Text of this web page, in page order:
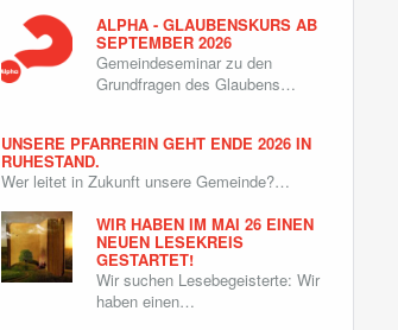
ALPHA - GLAUBENSKURS AB
SEPTEMBER 2026
Gemeindeseminar zu den
Grundfragen des Glaubens…
UNSERE PFARRERIN GEHT ENDE 2026 IN
RUHESTAND.
Wer leitet in Zukunft unsere Gemeinde?…
WIR HABEN IM MAI 26 EINEN
NEUEN LESEKREIS
GESTARTET!
Wir suchen Lesebegeisterte: Wir
haben einen…